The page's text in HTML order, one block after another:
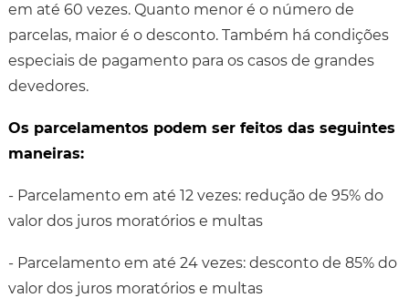
em até 60 vezes. Quanto menor é o número de
parcelas, maior é o desconto. Também há condições
especiais de pagamento para os casos de grandes
devedores.
Os parcelamentos podem ser feitos das seguintes
maneiras:
- Parcelamento em até 12 vezes: redução de 95% do
valor dos juros moratórios e multas
- Parcelamento em até 24 vezes: desconto de 85% do
valor dos juros moratórios e multas